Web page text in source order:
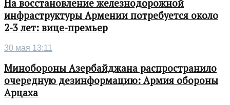
На восстановление железнодорожной
инфраструктуры Армении потребуется около
2-3 лет: вице-премьер
30 мая 13:11
Минобороны Азербайджана распространило
очередную дезинформацию: Армия обороны
Арцаха